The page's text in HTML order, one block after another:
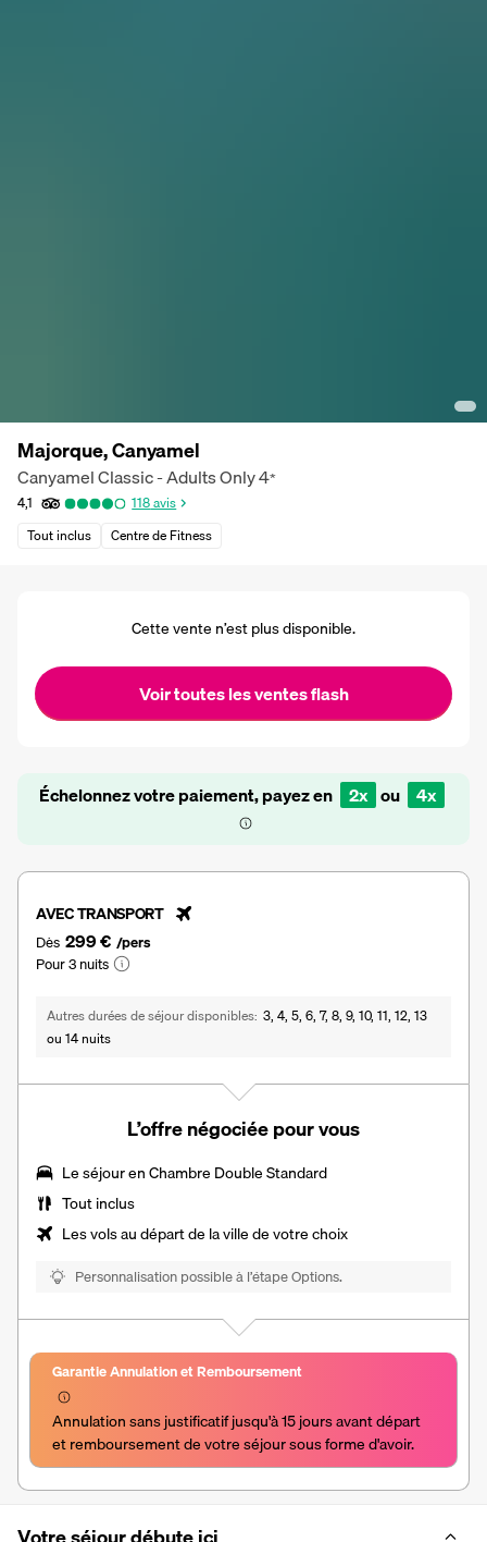
Majorque, Canyamel
Canyamel Classic - Adults Only4*
4,1 118avis
Tout inclus
Centre de Fitness
Cette vente n’est plus disponible.
Voir toutes les ventes flash
Échelonnez votre paiement, payez en 2x ou 4x
AVEC TRANSPORT
Dès 299 € /pers
Pour 3 nuits
Autres durées de séjour disponibles 3, 4, 5, 6, 7, 8, 9, 10, 11, 12, 13
ou 14 nuits
L’offre négociée pour vous
Le séjour enChambre Double Standard
Tout inclus
Les vols au départ de la ville de votre choix
Personnalisation possible à l’étape Options.
Garantie Annulation et Remboursement
Annulation sans justificatif jusqu'à 15 jours avant départ
et remboursement de votre séjour sous forme d'avoir.